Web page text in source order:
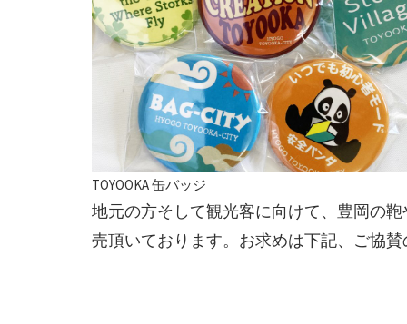
TOYOOKA 缶バッジ
地元の方そして観光客に向けて、豊岡の
売頂いております。お求めは下記、ご協